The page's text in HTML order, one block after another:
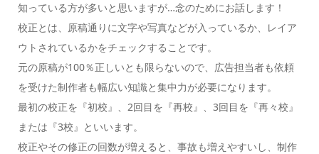
知っている方が多いと思いますが…念のためにお話します！
校正とは、原稿通りに文字や写真などが入っているか、レイア
ウトされているかをチェックすることです。
元の原稿が100％正しいとも限らないので、広告担当者も依頼
を受けた制作者も幅広い知識と集中力が必要になります。
最初の校正を『初校』、2回目を『再校』、3回目を『再々校』
または『3校』といいます。
校正やその修正の回数が増えると、事故も増えやすいし、制作